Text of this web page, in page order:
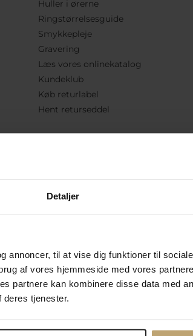
Detaljer
annoncer, til at vise dig funktioner til
af vores hjemmeside med vores
partnere kan kombinere disse data med
tjenester.
Huller i ørerne
Ringstørrelsesguide
Smykkepleje
Gravering
Læs vores onlinekatalog
Kundeklub
Køb returlabel
Hent returseddel